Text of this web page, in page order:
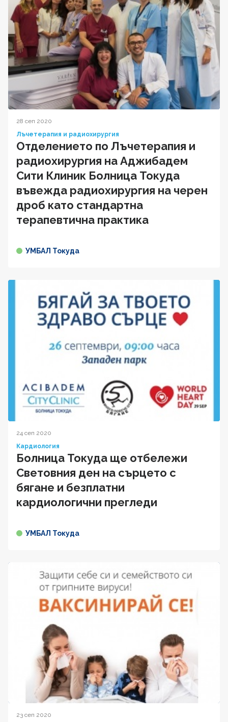
28 сеп 2020
Лъчетерапия и радиохирургия
Отделението по Лъчетерапия и
радиохирургия на Аджибадем
Сити Клиник Болница Токуда
въвежда радиохирургия на черен
дроб като стандартна
терапевтична практика
УМБАЛ Токуда
24 сеп 2020
Кардиология
Болница Токуда ще отбележи
Световния ден на сърцето с
бягане и безплатни
кардиологични прегледи
УМБАЛ Токуда
23 сеп 2020